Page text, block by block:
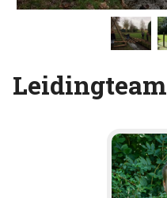
Leidingteam